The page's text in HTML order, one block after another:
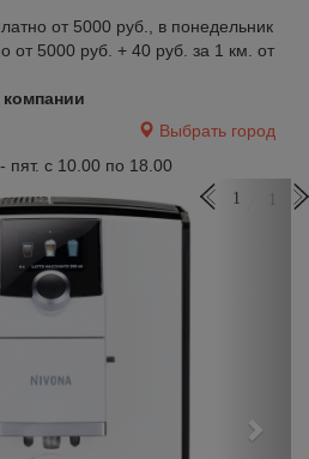
от 5000 руб., в понедельник
от 5000 руб. + 40 руб. за 1 км. от
Выбрать город
с 10.00 по 18.00
Next
1